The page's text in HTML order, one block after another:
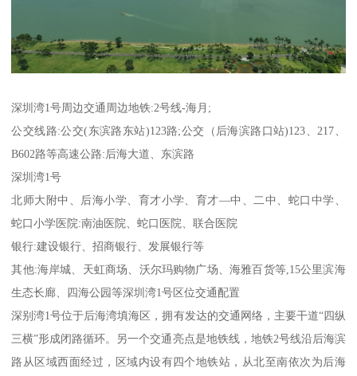
深圳湾1号周边交通周边地铁:2号线-海月;
公交线路:公交(东滨路东站)123路;公交（后海滨路口站)123、217、
B602路等高速公路:后海大道、东滨路
深圳湾1号
北师大附中、后海小学、育才小学、育才—中、二中、蛇口中学、
蛇口小学医院:南油医院、蛇口医院、联合医院
银行:建设银行、招商银行、发展银行等
其他:海岸城、天虹商场、沃尔玛购物广场、海雅百货等,15公里滨海
生态长廊、四海公园等深圳湾1号区位交通配置
深别湾1号位于后海湾填海区，拥有发达的交通网络，主要干道“四纵
三横”形成闭路循环。另一个交通亮点是地铁线，地铁2号线沿后海滨
路从区域西面经过，区域内设有四个地铁站，从北至南依次为后海